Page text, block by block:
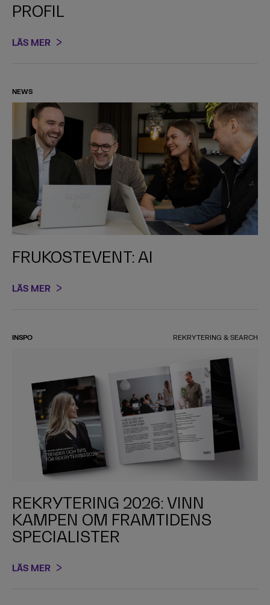
PROFIL
LÄS MER
NEWS
FRUKOSTEVENT: AI
LÄS MER
INSPO REKRYTERING & SEARCH
REKRYTERING 2026: VINN
KAMPEN OM FRAMTIDENS
SPECIALISTER
LÄS MER